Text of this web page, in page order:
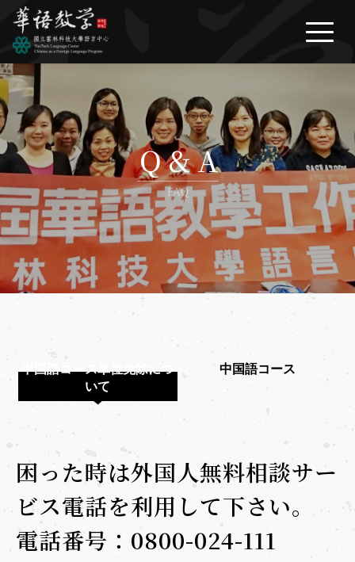
News
センター紹介
About Us
中国語コース
Courses
在学生活の情報ナビ
Life Information
Q & A
FAQ
資料ダウンロード
お問い合わせ
繁體中文
Q & A
FAQ
中国語コース単位免除につ
いて
中国語コース
困った時は外国人無料相談サー
ビス電話を利用して下さい。
電話番号：0800-024-111